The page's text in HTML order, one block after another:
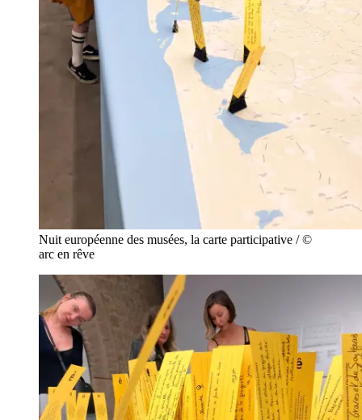
Nuit européenne des musées, la carte participative / ©
arc en rêve